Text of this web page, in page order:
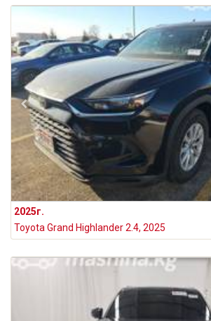
2025г.
Toyota Grand Highlander 2.4, 2025